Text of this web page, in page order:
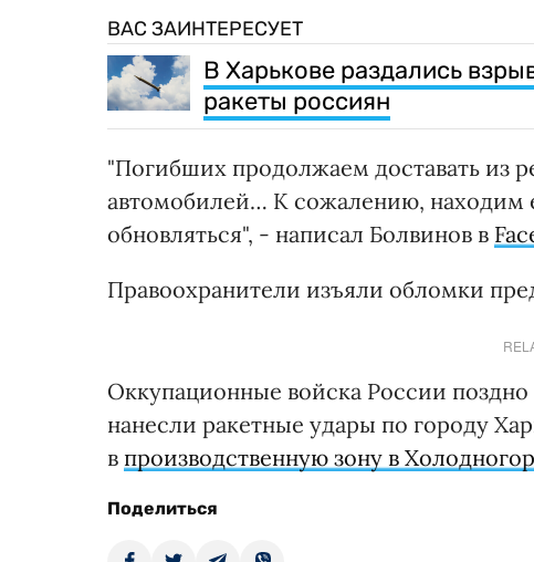
ВАС ЗАИНТЕРЕСУЕТ
В Харькове раздались
ракеты россиян
"Погибших продолжаем доставать из
автомобилей… К сожалению, находим
обновляться", - написал Болвинов в
Правоохранители изъяли обломки
Оккупационные войска России поздно
нанесли ракетные удары по городу
в производственную зону в
Поделиться